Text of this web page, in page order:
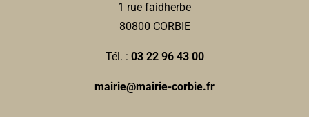
1 rue faidherbe
80800 CORBIE
Tél. : 03 22 96 43 00
mairie@mairie-corbie.fr